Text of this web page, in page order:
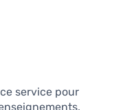
service pour